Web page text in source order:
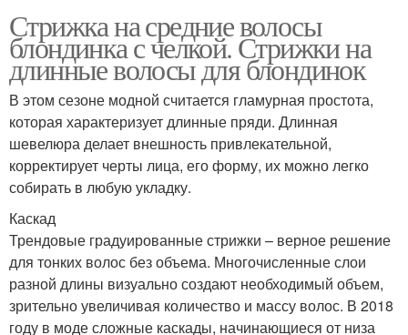
Стрижка на средние волосы
блондинка с челкой. Стрижки на
длинные волосы для блондинок
В этом сезоне модной считается гламурная простота,
которая характеризует длинные пряди. Длинная
шевелюра делает внешность привлекательной,
корректирует черты лица, его форму, их можно легко
собирать в любую укладку.
Каскад
Трендовые градуированные стрижки – верное решение
для тонких волос без объема. Многочисленные слои
разной длины визуально создают необходимый объем,
зрительно увеличивая количество и массу волос. В 2018
году в моде сложные каскады, начинающиеся от низа